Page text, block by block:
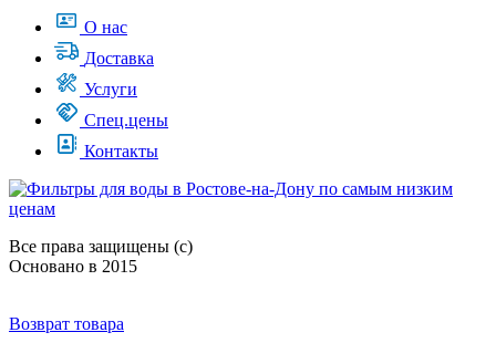
О нас
Доставка
Услуги
Спец.цены
Контакты
Все права защищены (с)
Основано в 2015
Возврат товара